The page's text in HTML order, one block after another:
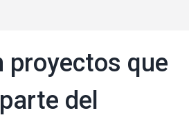
proyectos que
del